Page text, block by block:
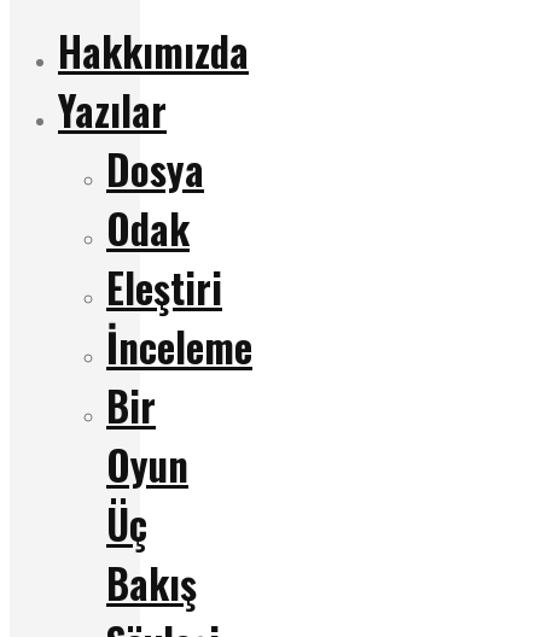
Hakkımızda
Yazılar
Dosya
Odak
Eleştiri
İnceleme
Bir
Oyun
Üç
Bakış